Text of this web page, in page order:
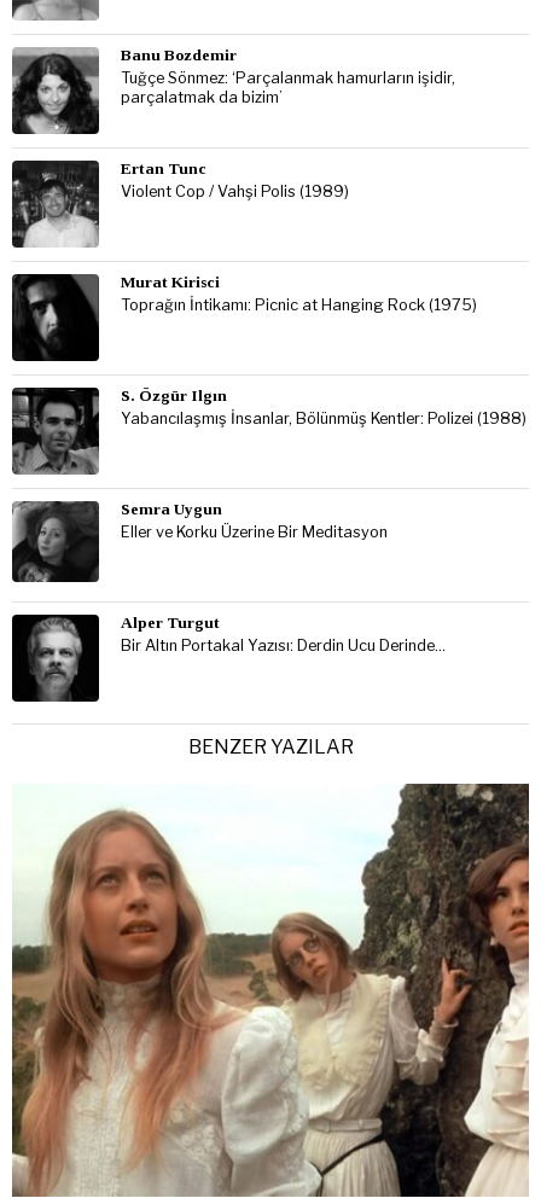
Banu Bozdemir
Tuğçe Sönmez: ‘Parçalanmak hamurların işidir,
parçalatmak da bizim’
Ertan Tunc
Violent Cop / Vahşi Polis (1989)
Murat Kirisci
Toprağın İntikamı: Picnic at Hanging Rock (1975)
S. Özgür Ilgın
Yabancılaşmış İnsanlar, Bölünmüş Kentler: Polizei (1988)
Semra Uygun
Eller ve Korku Üzerine Bir Meditasyon
Alper Turgut
Bir Altın Portakal Yazısı: Derdin Ucu Derinde…
BENZER YAZILAR